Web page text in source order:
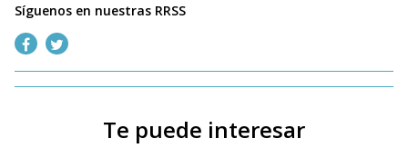
Síguenos en nuestras RRSS
Te puede interesar